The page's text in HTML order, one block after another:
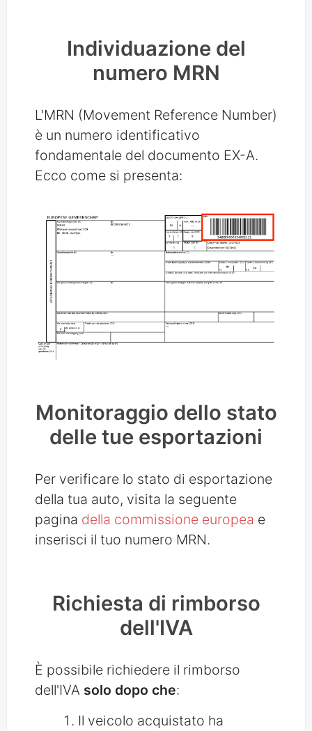
Individuazione del
numero MRN
L'MRN (Movement Reference Number)
è un numero identificativo
fondamentale del documento EX-A.
Ecco come si presenta:
Monitoraggio dello stato
delle tue esportazioni
Per verificare lo stato di esportazione
della tua auto, visita la seguente
pagina della commissione europea e
inserisci il tuo numero MRN.
Richiesta di rimborso
dell'IVA
È possibile richiedere il rimborso
dell'IVA solo dopo che:
Il veicolo acquistato ha